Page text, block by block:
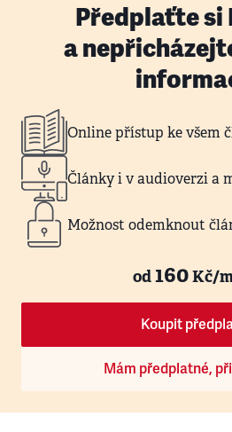
Předplaťte si
a
Online přístup ke všem
Články i v audioverzi a
Možnost odemknout
od160Kč/
Koupit
Mám předplatné,